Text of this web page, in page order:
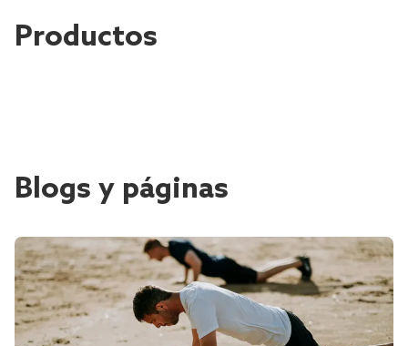
Productos
Blogs y páginas